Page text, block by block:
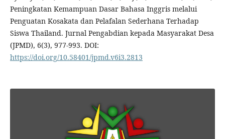
Peningkatan Kemampuan Dasar Bahasa Inggris melalui
Penguatan Kosakata dan Pelafalan Sederhana Terhadap
Siswa Thailand. Jurnal Pengabdian kepada Masyarakat Desa
(JPMD), 6(3), 977-993. DOI:
https://doi.org/10.58401/jpmd.v6i3.2813